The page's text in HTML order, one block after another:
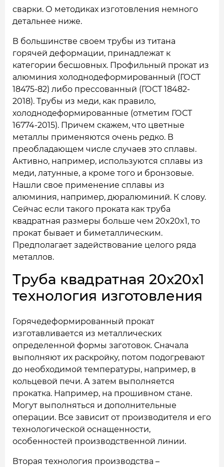
сварки. О методиках изготовления немного
детальнее ниже.
В большинстве своем трубы из титана
горячей деформации, принадлежат к
категории бесшовных. Профильный прокат из
алюминия холоднодеформированный (ГОСТ
18475-82) либо прессованный (ГОСТ 18482-
2018). Трубы из меди, как правило,
холоднодеформированные (отметим ГОСТ
16774-2015). Причем скажем, что цветные
металлы применяются очень редко. В
преобладающем числе случаев это сплавы.
Активно, например, используются сплавы из
меди, латунные, а кроме того и бронзовые.
Нашли свое применение сплавы из
алюминия, например, дюралюминий. К слову.
Сейчас если такого проката как труба
квадратная размеры больше чем 20x20x1, то
прокат бывает и биметаллическим.
Предполагает задействование целого ряда
металлов.
Труба квадратная 20x20x1
технология изготовления
Горячедеформированный прокат
изготавливается из металлических
определенной формы заготовок. Сначала
выполняют их раскройку, потом подогревают
до необходимой температуры, например, в
кольцевой печи. А затем выполняется
прокатка. Например, на прошивном стане.
Могут выполняться и дополнительные
операции. Все зависит от производителя и его
технологической оснащенности,
особенностей производственной линии.
Вторая технология производства –